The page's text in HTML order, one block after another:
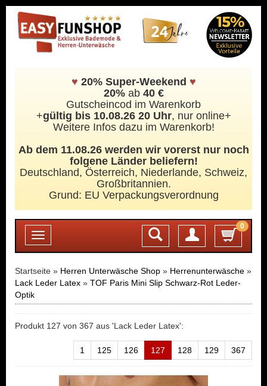
♥ 20% Super-Weekend ♥
20%ab 40 €
Gutscheincod im Warenkorb
+gültig bis 10.08.26 20 Uhr, nur online+
Weitere Infos dazu im Warenkorb!
Ab dem 11.08.26 werden wir vorerst nur noch
folgene Länder beliefern!
Deutschland, Österreich, Niederlande, Schweiz,
Großbritannien.
Grund: EU Verpackungsverordnung
Toggle
navigation
0
Login
Startseite » Herren Unterwäsche Shop » Herrenunterwäsche »
Lack Leder Latex » TOF Paris Mini Slip Schwarz-Rot Leder-
Optik
Produkt 127 von 367 aus 'Lack Leder Latex':
1 125 126 127 128 129 367